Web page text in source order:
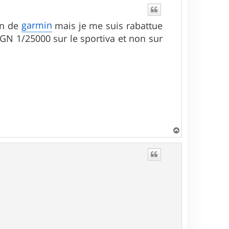
de garmin mais je me suis rabattue
1/25000 sur le sportiva et non sur
a